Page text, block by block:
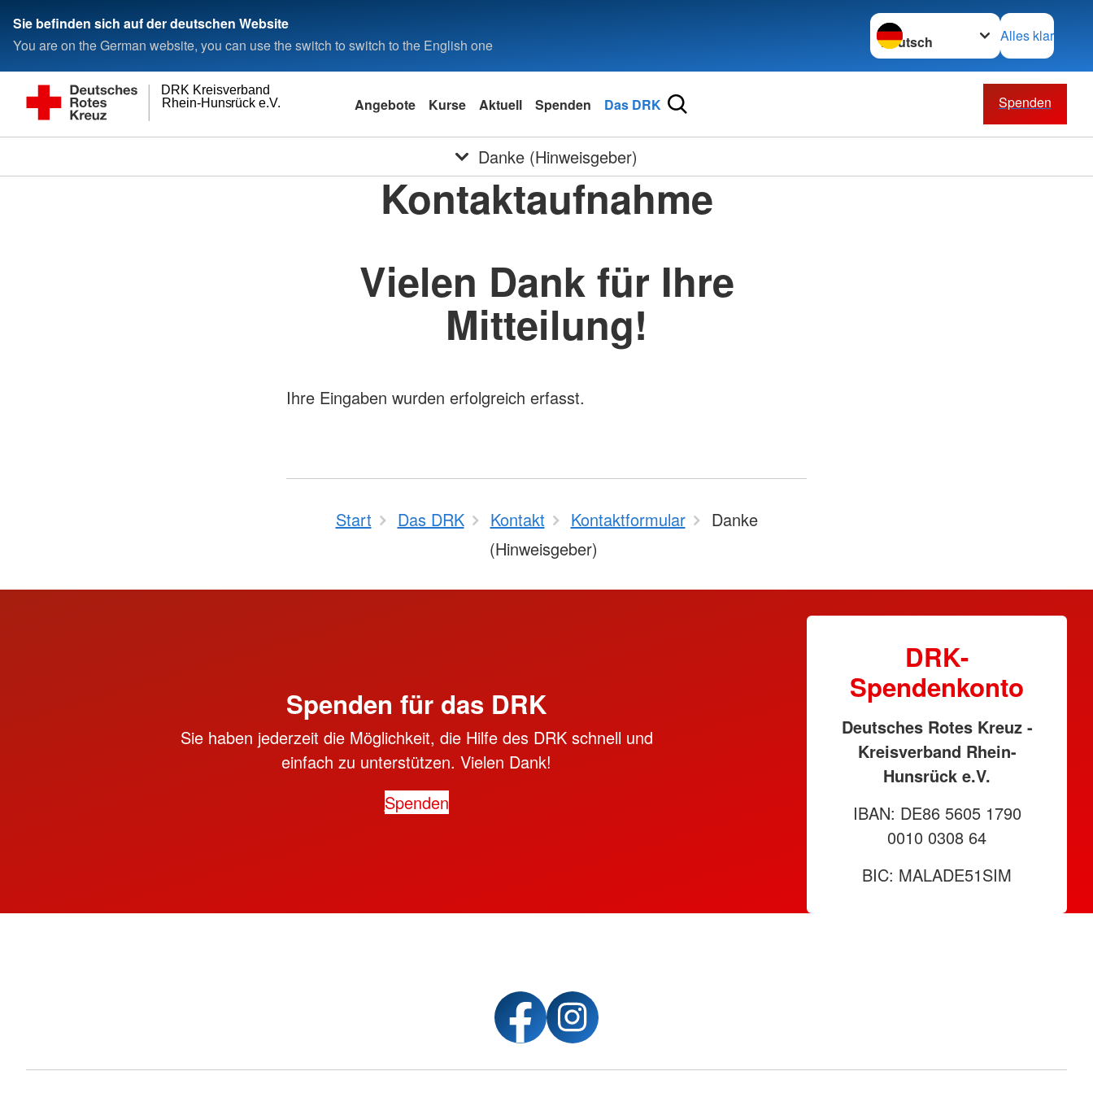
Sie befinden sich auf der deutschen Website
You are on the German website, you can use the switch to switch to the English one
Sprache wechseln zu
Alles klar
Rhein-Hunsrück e.V.
DRK Kreisverband
Angebote Kurse Aktuell Spenden Das DRK Spenden
Danke (Hinweisgeber)
Kontaktaufnahme
Vielen Dank für Ihre
Mitteilung!
Ihre Eingaben wurden erfolgreich erfasst.
Start Das DRK Kontakt Kontaktformular
Danke
(Hinweisgeber)
Spenden für das DRK
Sie haben jederzeit die Möglichkeit, die Hilfe des DRK schnell und
einfach zu unterstützen. Vielen Dank!
Spenden
DRK-
Spendenkonto
Deutsches Rotes Kreuz -
Kreisverband Rhein-
Hunsrück e.V.
IBAN: DE86 5605 1790
0010 0308 64
BIC: MALADE51SIM